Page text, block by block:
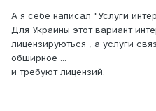
А я себе написал "Услуги
Для Украины этот вариант
лицензируються , а услуги
обширное ...
и требуют лицензий.